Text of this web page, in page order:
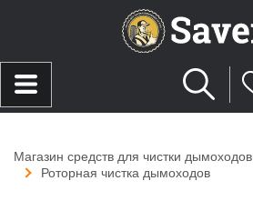
Магазин средств для чистки дымоходов
Роторная чистка дымоходов